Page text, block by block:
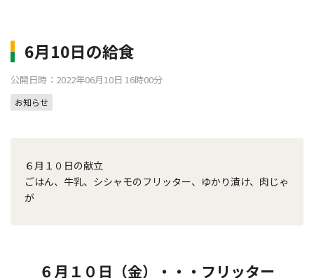
6月10日の給食
公開日時：2022年06月10日 16時00分
お知らせ
６月１０日の献立
ごはん、牛乳、シシャモのフリッター、ゆかり漬け、肉じゃ
が
６月１０日（金）・・・フリッター